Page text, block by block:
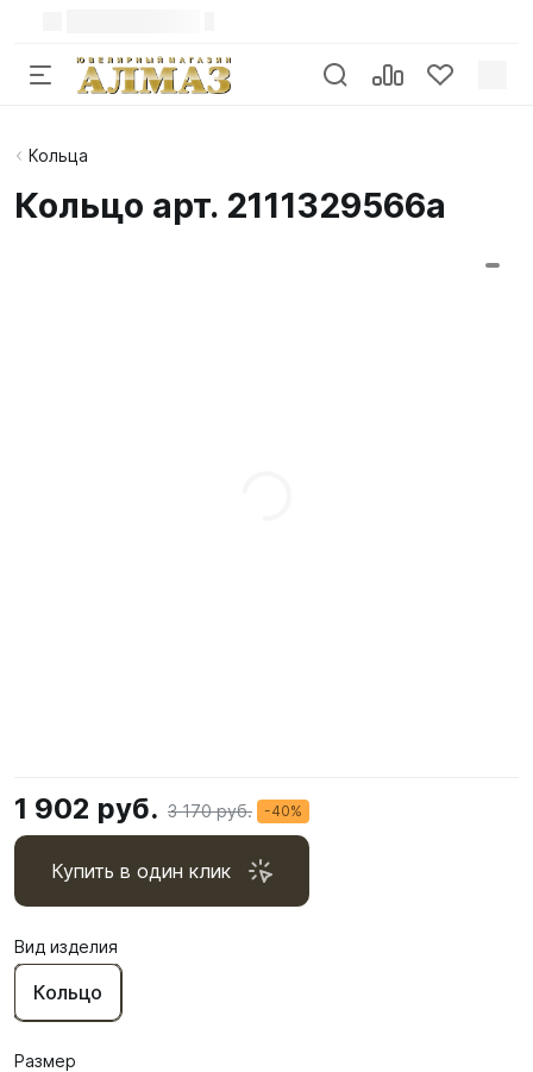
Кольца
Кольцо арт. 2111329566a
1 902 руб. 3 170 руб. -40%
Купить в один клик
Вид изделия
Кольцо
Размер